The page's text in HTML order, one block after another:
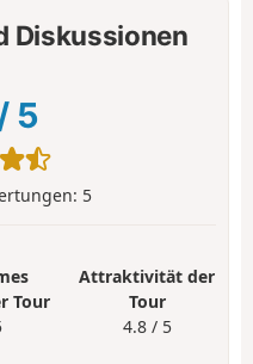
Diskussionen
5
5
Tour
Attraktivität der
Tour
4.8 / 5